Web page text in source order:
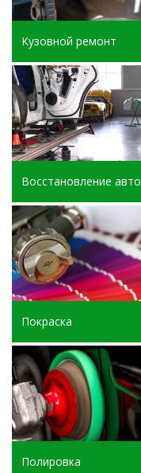
Кузовной ремонт
Восстановление авто
Покраска
Полировка